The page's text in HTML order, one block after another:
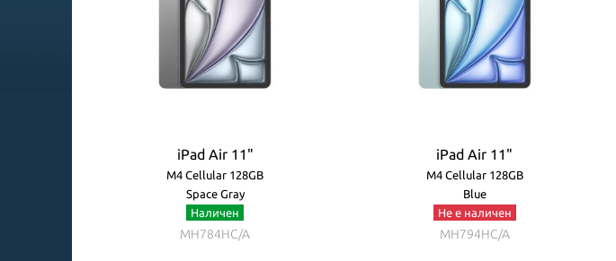
iPad Air 11"
M4 Cellular 128GB
Space Gray
Наличен
MH784HC/A
iPad Air 11"
M4 Cellular 128GB
Blue
Не е наличен
MH794HC/A